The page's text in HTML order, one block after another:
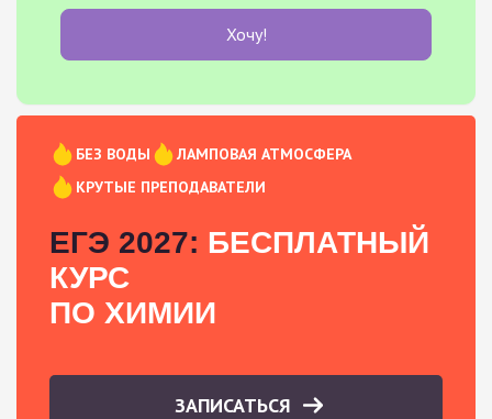
Хочу!
БЕЗ ВОДЫ
ЛАМПОВАЯ АТМОСФЕРА
КРУТЫЕ ПРЕПОДАВАТЕЛИ
ЕГЭ 2027: БЕСПЛАТНЫЙ
КУРС
ПО ХИМИИ
ЗАПИСАТЬСЯ